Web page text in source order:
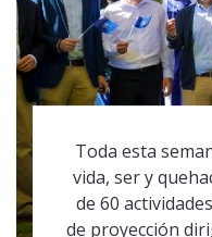
Toda esta
vida, ser y
de 60
de proyección